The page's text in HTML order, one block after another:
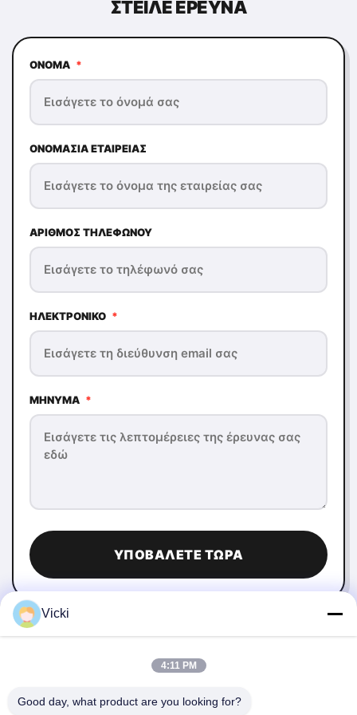
ΣΤΕΊΛΕ ΕΡΕΥΝΆ
ΌΝΟΜΑ *
ΟΝΟΜΑΣΊΑ ΕΤΑΙΡΕΊΑΣ
ΑΡΙΘΜΌΣ ΤΗΛΕΦΏΝΟΥ
ΗΛΕΚΤΡΟΝΙΚΌ *
ΜΉΝΥΜΑ *
ΥΠΟΒΆΛΕΤΕ ΤΏΡΑ
Vicki
4:11 PM
Good day, what product are you looking for?